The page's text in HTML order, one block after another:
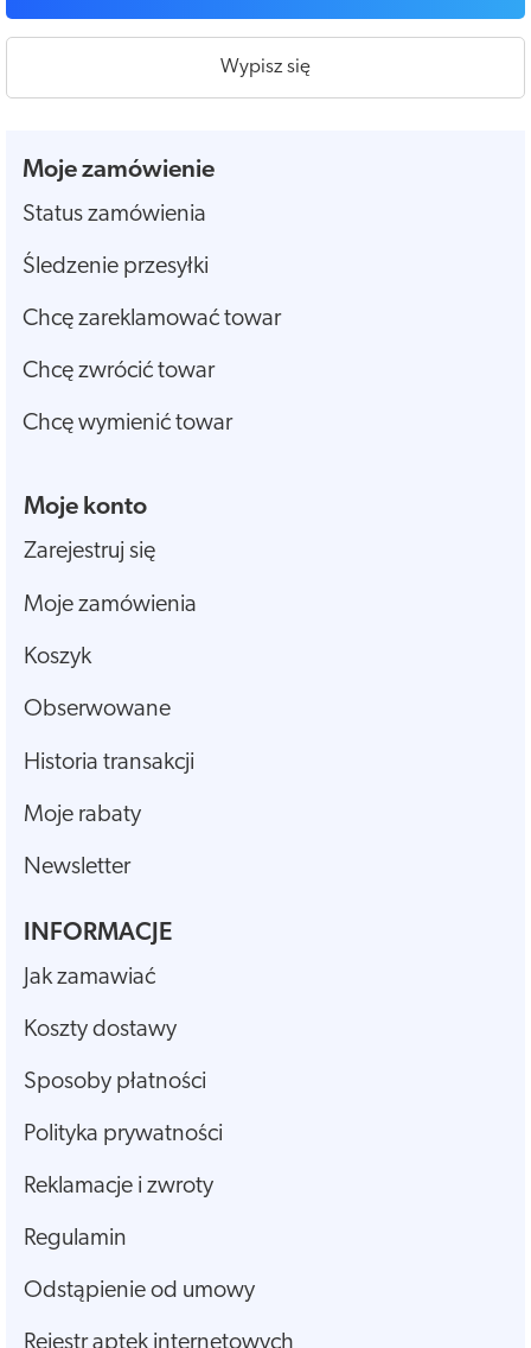
Wypisz się
Moje zamówienie
Status zamówienia
Śledzenie przesyłki
Chcę zareklamować towar
Chcę zwrócić towar
Chcę wymienić towar
Moje konto
Zarejestruj się
Moje zamówienia
Koszyk
Obserwowane
Historia transakcji
Moje rabaty
Newsletter
INFORMACJE
Jak zamawiać
Koszty dostawy
Sposoby płatności
Polityka prywatności
Reklamacje i zwroty
Regulamin
Odstąpienie od umowy